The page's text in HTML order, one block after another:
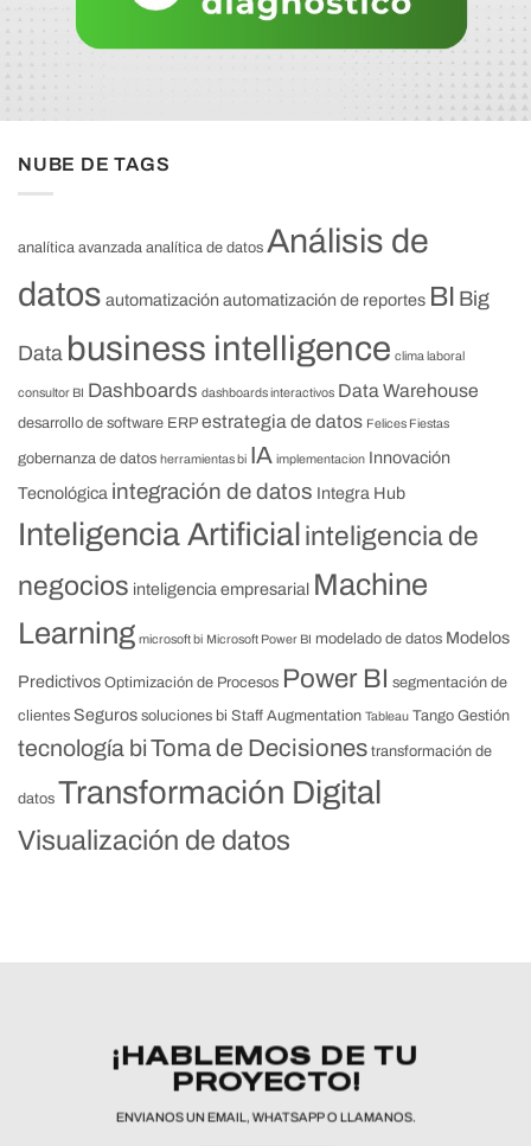
NUBE DE TAGS
analítica avanzada analítica de datos Análisis de
datos automatizaciónautomatización de reportes BI Big
Data business intelligence clima laboral
consultor BI Dashboards dashboards interactivos Data Warehouse
desarrollo de software ERP estrategia de datos Felices Fiestas
gobernanza de datos herramientas bi IA implementacion Innovación
Tecnológica integración de datos Integra Hub
Inteligencia Artificial inteligencia de
negocios inteligencia empresarial Machine
Learning microsoft bi Microsoft Power BI modelado de datos Modelos
Predictivos Optimización de Procesos Power BI segmentación de
clientes Seguros soluciones bi Staff Augmentation Tableau Tango Gestión
tecnología biToma de Decisiones transformación de
datos Transformación Digital
Visualización de datos
¡HABLEMOS DE TU
PROYECTO!
ENVIANOS UN EMAIL, WHATSAPP O LLAMANOS.